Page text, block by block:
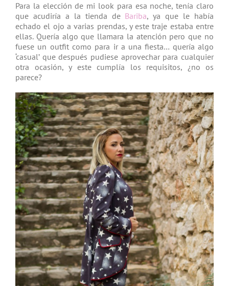
Para la elección de mi look para esa noche, tenía claro
que acudiría a la tienda de Bariba, ya que le había
echado el ojo a varias prendas, y este traje estaba entre
ellas. Quería algo que llamara la atención pero que no
fuese un outfit como para ir a una fiesta… quería algo
‘casual’ que después pudiese aprovechar para cualquier
otra ocasión, y este cumplía los requisitos, ¿no os
parece?